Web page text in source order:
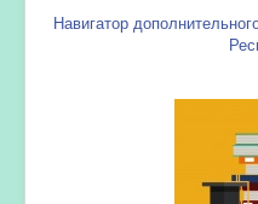
Навигатор